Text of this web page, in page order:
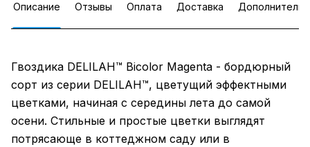
Описание Отзывы Оплата Доставка
Гвоздика DELILAH™ Bicolor Magenta - бордюрный
сорт из серии DELILAH™, цветущий эффектными
цветками, начиная с середины лета до самой
осени. Стильные и простые цветки выглядят
потрясающе в коттеджном саду или в